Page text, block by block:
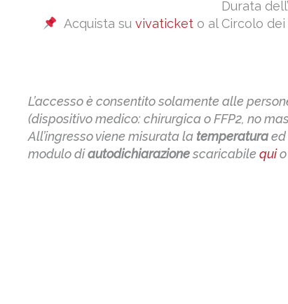
Durata
Acquista su vivaticketo al Circolo
L’accesso è consentito solamente alle
(dispositivo medico: chirurgica o FFP2, no
All’ingresso viene misurata la temperatura
modulo diautodichiarazionescaricabilequio